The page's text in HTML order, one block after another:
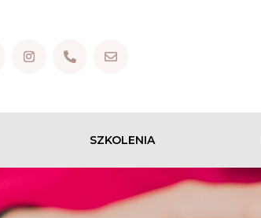
 
SZKOLENIA